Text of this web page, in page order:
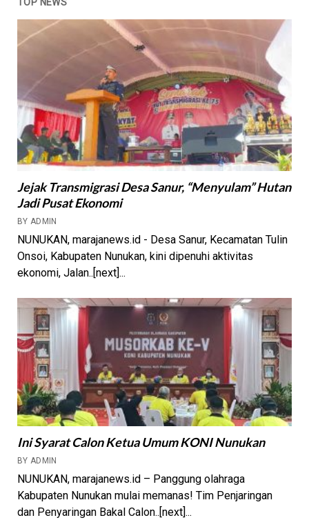
TOP NEWS
Jejak Transmigrasi Desa Sanur, “Menyulam” Hutan
Jadi Pusat Ekonomi
BY ADMIN
NUNUKAN, marajanews.id - Desa Sanur, Kecamatan Tulin
Onsoi, Kabupaten Nunukan, kini dipenuhi aktivitas
ekonomi, Jalan..[next]...
Ini Syarat Calon Ketua Umum KONI Nunukan
BY ADMIN
NUNUKAN, marajanews.id – Panggung olahraga
Kabupaten Nunukan mulai memanas! Tim Penjaringan
dan Penyaringan Bakal Calon..[next]...